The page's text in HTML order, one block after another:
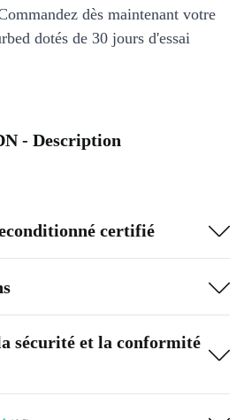
dès maintenant votre
dotés de 30 jours d'essai
- Description
certifié
sécurité et la conformité